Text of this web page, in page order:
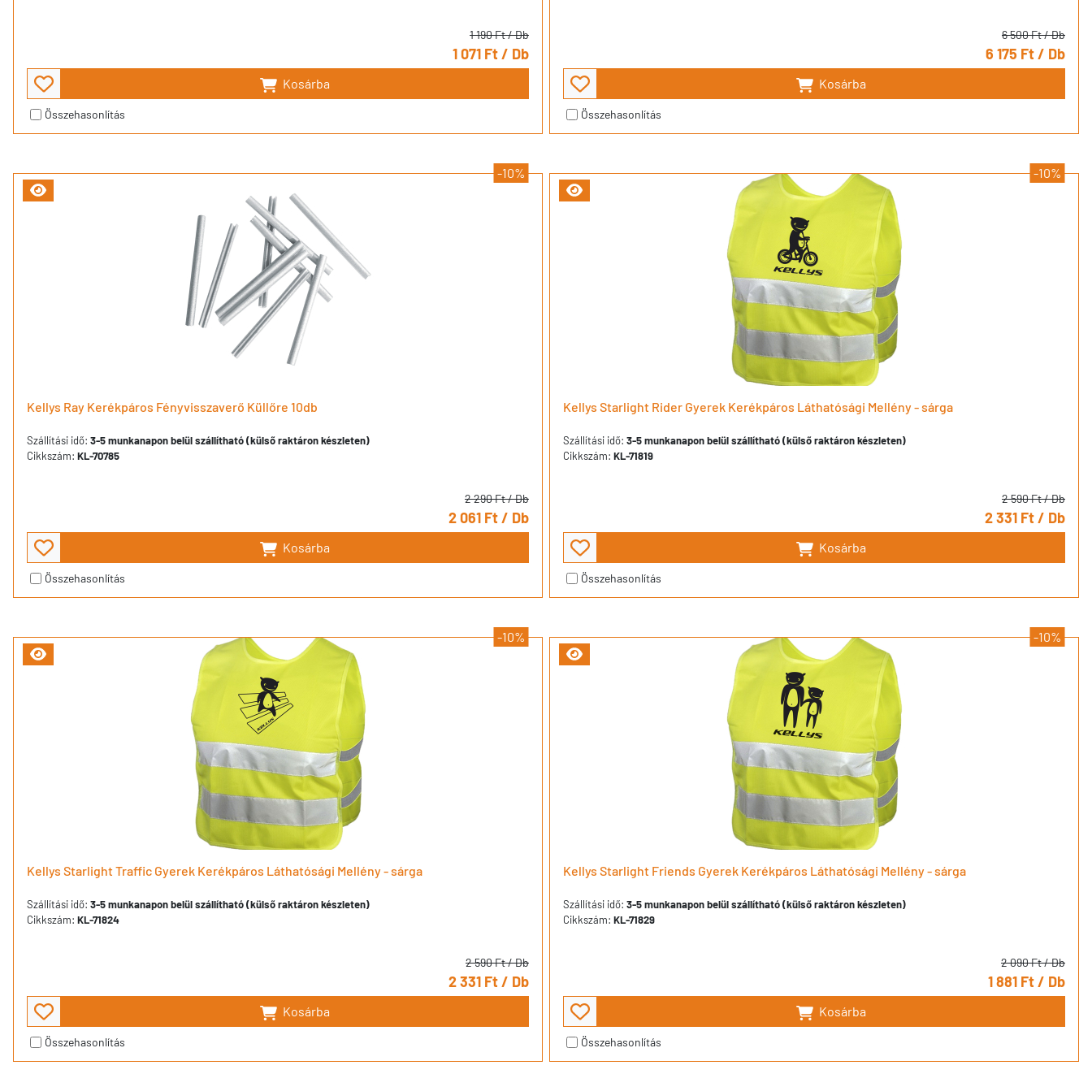
1 190 Ft/ Db
1 071 Ft/ Db
Kosárba
Összehasonlítás
6 500 Ft/ Db
6 175 Ft/ Db
Kosárba
Összehasonlítás
-10%
Kellys Ray Kerékpáros Fényvisszaverő Küllőre 10db
Szállítási idő: 3-5 munkanapon belül szállítható (külső raktáron készleten)
Cikkszám: KL-70785
2 290 Ft/ Db
2 061 Ft/ Db
Kosárba
Összehasonlítás
-10%
Kellys Starlight Rider Gyerek Kerékpáros Láthatósági Mellény - sárga
Szállítási idő: 3-5 munkanapon belül szállítható (külső raktáron készleten)
Cikkszám: KL-71819
2 590 Ft/ Db
2 331 Ft/ Db
Kosárba
Összehasonlítás
-10%
Kellys Starlight Traffic Gyerek Kerékpáros Láthatósági Mellény - sárga
Szállítási idő: 3-5 munkanapon belül szállítható (külső raktáron készleten)
Cikkszám: KL-71824
2 590 Ft/ Db
2 331 Ft/ Db
Kosárba
Összehasonlítás
-10%
Kellys Starlight Friends Gyerek Kerékpáros Láthatósági Mellény - sárga
Szállítási idő: 3-5 munkanapon belül szállítható (külső raktáron készleten)
Cikkszám: KL-71829
2 090 Ft/ Db
1 881 Ft/ Db
Kosárba
Összehasonlítás